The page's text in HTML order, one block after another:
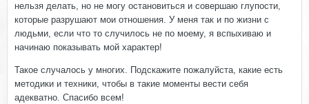
нельзя делать, но не могу остановиться и совершаю глупости,
которые разрушают мои отношения. У меня так и по жизни с
людьми, если что то случилось не по моему, я вспыхиваю и
начинаю показывать мой характер!
Такое случалось у многих. Подскажите пожалуйста, какие есть
методики и техники, чтобы в такие моменты вести себя
адекватно. Спасибо всем!